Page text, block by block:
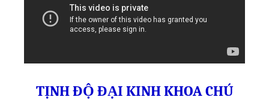
TỊNH ĐỘ ĐẠI KINH KHOA CHÚ